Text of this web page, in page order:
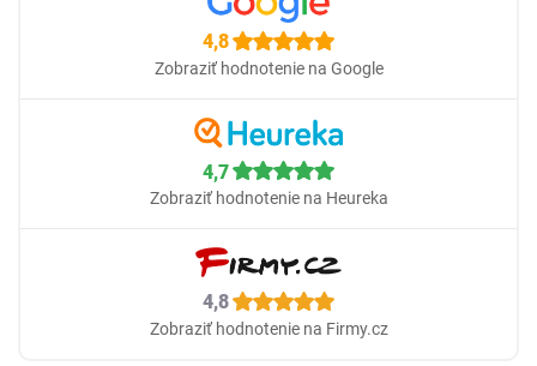
4,8
Zobraziť hodnotenie na Google
4,7
Zobraziť hodnotenie na Heureka
4,8
Zobraziť hodnotenie na Firmy.cz